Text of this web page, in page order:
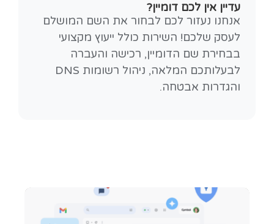
עדיין אין לכם דומיין?
אנחנו נעזור לכם לבחור את השם המושלם
לעסק שלכם! השירות כולל ייעוץ מקצועי
בבחירת שם הדומיין, רכישה והעברה
לבעלותכם המלאה, ניהול רשומות DNS
והגדרות אבטחה.